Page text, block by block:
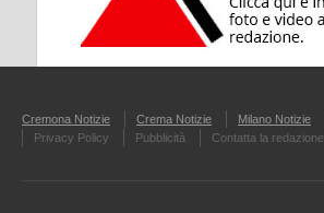
Cremona Notizie Crema Notizie Milano Notizie
Privacy Policy
Pubblicità Contatta la redazione